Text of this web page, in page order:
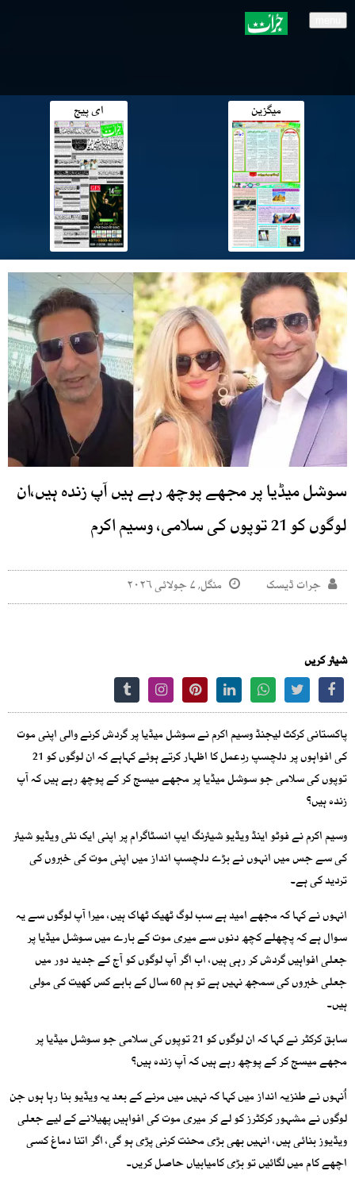
میگزین ای پیج
سوشل میڈیا پر مجھے پوچھ رہے ہیں آپ زندہ ہیں،ان
لوگوں کو 21 توپوں کی سلامی، وسیم اکرم
جرات ڈیسک منگل, ۷ جولائی ۲۰۲۶
شیئر کریں
پاکستانی کرکٹ لیجنڈ وسیم اکرم نے سوشل میڈیا پر گردش کرنے والی اپنی موت
کی افواہوں پر دلچسپ ردِعمل کا اظہار کرتے ہوئے کہاہے کہ ان لوگوں کو 21
توپوں کی سلامی جو سوشل میڈیا پر مجھے میسج کر کے پوچھ رہے ہیں کہ آپ
زندہ ہیں؟
وسیم اکرم نے فوٹو اینڈ ویڈیو شیئرنگ ایپ انسٹاگرام پر اپنی ایک نئی ویڈیو شیئر
کی سے جس میں انہوں نے بڑے دلچسپ انداز میں اپنی موت کی خبروں کی
تردید کی ہے۔
انہوں نے کہا کہ مجھے امید ہے سب لوگ ٹھیک ٹھاک ہیں، میرا آپ لوگوں سے یہ
سوال ہے کہ پچھلے کچھ دنوں سے میری موت کے بارے میں سوشل میڈیا پر
جعلی افواہیں گردش کر رہی ہیں، اب اگر آپ لوگوں کو آج کے جدید دور میں
جعلی خبروں کی سمجھ نہیں ہے تو ہم 60 سال کے بابے کس کھیت کی مولی
ہیں۔
سابق کرکٹر نے کہا کہ ان لوگوں کو 21 توپوں کی سلامی جو سوشل میڈیا پر
مجھے میسج کر کے پوچھ رہے ہیں کہ آپ زندہ ہیں؟
اُنہوں نے طنزیہ انداز میں کہا کہ نہیں میں مرنے کے بعد یہ ویڈیو بنا رہا ہوں جن
لوگوں نے مشہور کرکٹرز کو لے کر میری موت کی افواہیں پھیلانے کے لیے جعلی
ویڈیوز بنائی ہیں، انہیں بھی بڑی محنت کرنی پڑی ہو گی، اگر اتنا دماغ کسی
اچھے کام میں لگائیں تو بڑی کامیابیاں حاصل کریں۔